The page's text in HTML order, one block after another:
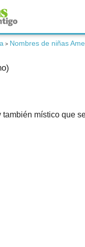
> Nombres de niñas
místico que